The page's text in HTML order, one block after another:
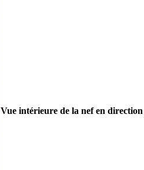
Vue intérieure de la nef en